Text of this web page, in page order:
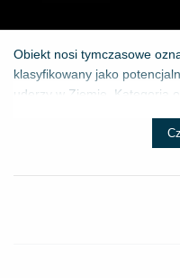
Obiekt nosi tymczasowe
klasyfikowany jako
uderzy w Ziemię. Kategoria o